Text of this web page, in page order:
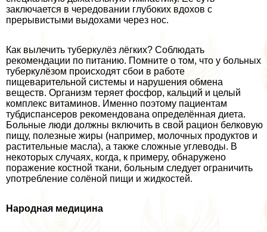
заключается в чередовании глубоких вдохов с
прерывистыми выдохами через нос.
Как вылечить туберкулёз лёгких? Соблюдать
рекомендации по питанию. Помните о том, что у больных
туберкулёзом происходят сбои в работе
пищеварительной системы и нарушения обмена
веществ. Организм теряет фосфор, кальций и целый
комплекс витаминов. Именно поэтому пациентам
тубдиспансеров рекомендована определённая диета.
Больные люди должны включить в свой рацион белковую
пищу, полезные жиры (например, молочных продуктов и
растительные масла), а также сложные углеводы. В
некоторых случаях, когда, к примеру, обнаружено
поражение костной ткани, больным следует ограничить
употрeбление солёной пищи и жидкостей.
Народная медицина